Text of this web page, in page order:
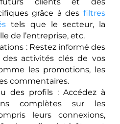
grâce à des filtres
tels que le secteur, la
de l’entreprise, etc.
: Restez informé des
activités clés de vos
les promotions, les
commentaires.
des profils : Accédez à
complètes sur les
leurs connexions,